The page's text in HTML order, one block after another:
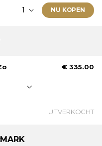
NU KOPEN
ticketlijst.
· Zondag
€ 335.00
UITVERKOCHT